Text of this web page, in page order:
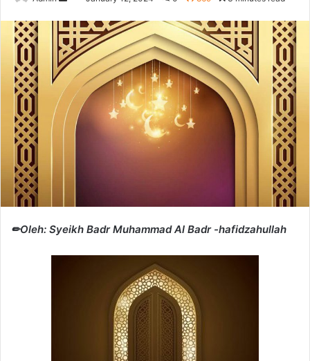
n
d
a
n
m
✏Oleh: Syeikh Badr Muhammad Al Badr -hafidzahullah